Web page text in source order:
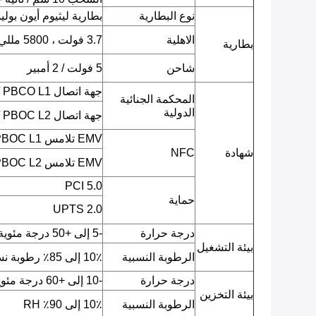
بطارية
نوع البطارية
بطارية ليثيوم أيون
الاهلية
3.7 فولت ، 5800 مللي أمبير
شاحن 5 فولت / 2 أمبير
شهادة
المحكمة الجنائية
الدولية
جهة اتصال EMV L1 / PBCO L1
جهة اتصال EMV L2 / PBOC L2
NFC
EMV تلامس L1 / qPBOC L1
EMV تلامس L2 / qPBOC L2
حماية
PCI 5.0
UPTS 2.0
بيئة التشغيل
درجة حرارة
-5 إلى +50 درجة مئوية
الرطوبة النسبية
10٪ إلى 85٪ رطوبة نسبية
بيئة التخزين
درجة حرارة
-10 إلى +60 درجة مئوية
الرطوبة النسبية
10٪ إلى 90٪ RH